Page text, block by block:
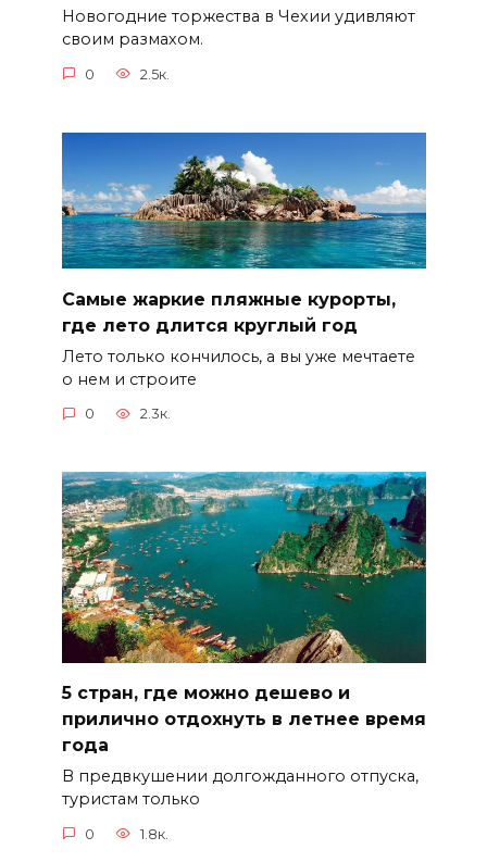
Новогодние торжества в Чехии удивляют
своим размахом.
0 2.5к.
Самые жаркие пляжные курорты,
где лето длится круглый год
Лето только кончилось, а вы уже мечтаете
о нем и строите
0 2.3к.
5 стран, где можно дешево и
прилично отдохнуть в летнее время
года
В предвкушении долгожданного отпуска,
туристам только
0 1.8к.